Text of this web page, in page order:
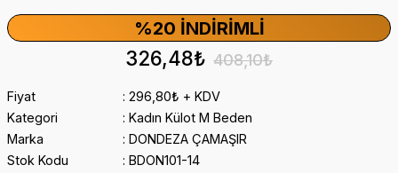
%20 İNDIRIMLI
326,48₺ 408,10₺
Fiyat
296,80₺ + KDV
Kategori
Kadın Külot M Beden
Marka
DONDEZA ÇAMAŞIR
Stok Kodu
BDON101-14